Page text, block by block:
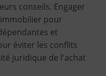
conseils. Engager
pour
et
éviter les conflits
juridique de l'achat